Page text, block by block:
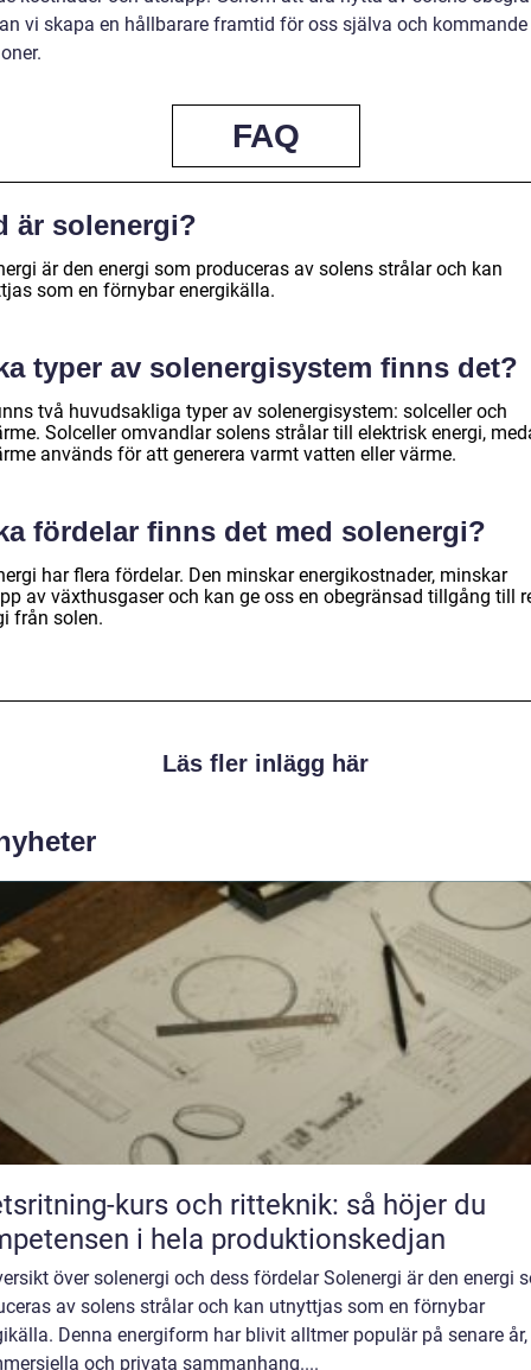
vi skapa en hållbarare framtid för oss själva och kommande
FAQ
är solenergi?
är den energi som produceras av solens strålar och kan
som en förnybar energikälla.
typer av solenergisystem finns det?
två huvudsakliga typer av solenergisystem: solceller och
Solceller omvandlar solens strålar till elektrisk energi,
används för att generera varmt vatten eller värme.
fördelar finns det med solenergi?
har flera fördelar. Den minskar energikostnader, minskar
av växthusgaser och kan ge oss en obegränsad tillgång till
från solen.
Läs fler inlägg här
kurs och ritteknik: så höjer du
i hela produktionskedjan
över solenergi och dess fördelar Solenergi är den energi
av solens strålar och kan utnyttjas som en förnybar
Denna energiform har blivit alltmer populär på senare
och privata sammanhang....